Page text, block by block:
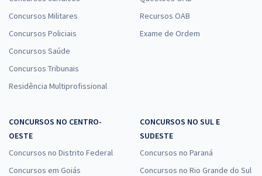
Concursos Militares
Concursos Policiais
Concursos Saúde
Concursos Tribunais
Residência Multiprofissional
Recursos OAB
Exame de Ordem
CONCURSOS NO CENTRO-
OESTE
Concursos no Distrito Federal
Concursos em Goiás
CONCURSOS NO SUL E
SUDESTE
Concursos no Paraná
Concursos no Rio Grande do Sul